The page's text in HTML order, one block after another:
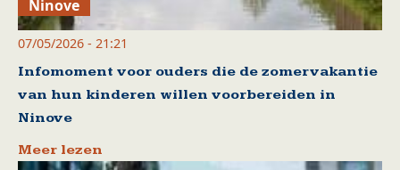
Ninove
07/05/2026 - 21:21
Infomoment voor ouders die de zomervakantie
van hun kinderen willen voorbereiden in
Ninove
Meer lezen